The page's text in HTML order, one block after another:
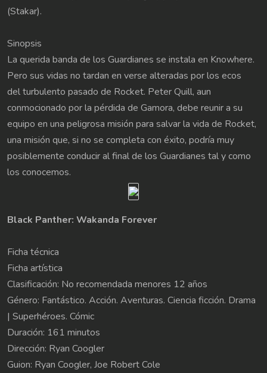
(Stakar).
Sinopsis
La querida banda de los Guardianes se instala en Knowhere.
Pero sus vidas no tardan en verse alteradas por los ecos
del turbulento pasado de Rocket. Peter Quill, aun
conmocionado por la pérdida de Gamora, debe reunir a su
equipo en una peligrosa misión para salvar la vida de Rocket,
una misión que, si no se completa con éxito, podría muy
posiblemente conducir al final de los Guardianes tal y como
los conocemos.
Black Panther: Wakanda Forever
Ficha técnica
Ficha artística
Clasificación: No recomendada menores 12 años
Género: Fantástico. Acción. Aventuras. Ciencia ficción. Drama
| Superhéroes. Cómic
Duración: 161 minutos
Dirección: Ryan Coogler
Guion: Ryan Coogler, Joe Robert Cole